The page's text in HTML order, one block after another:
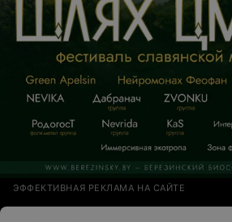
ЭФФЕКТИВНАЯ РЕКЛАМА НА САЙТЕ